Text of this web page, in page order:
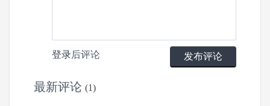
登录后评论 发布评论
最新评论 (1)
3 0